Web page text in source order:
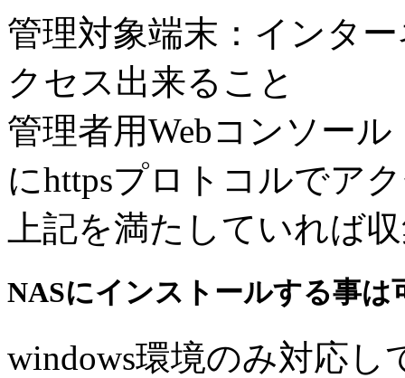
管理対象端末：インタ
クセス出来ること
管理者用Webコンソー
にhttpsプロトコルでア
上記を満たしていれば
NASにインストールする事は
windows環境のみ対応